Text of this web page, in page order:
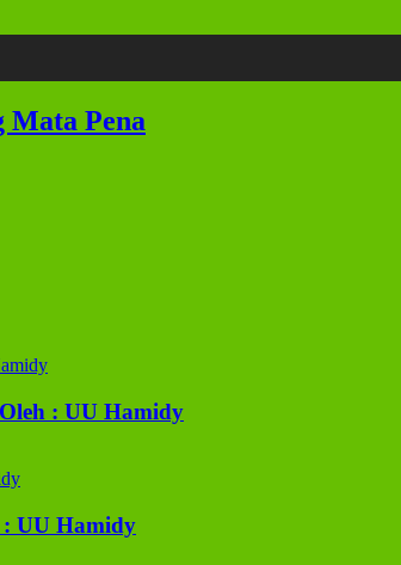
Pena
: UU Hamidy
UU Hamidy